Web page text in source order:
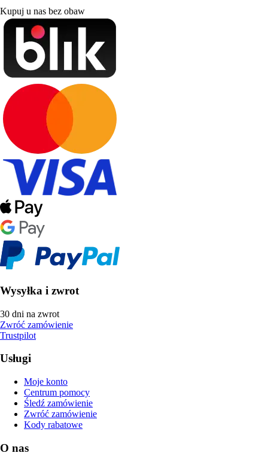
Kupuj u nas bez obaw
Wysyłka i zwrot
30 dni na zwrot
Zwróć zamówienie
Trustpilot
Usługi
Moje konto
Centrum pomocy
Śledź zamówienie
Zwróć zamówienie
Kody rabatowe
O nas